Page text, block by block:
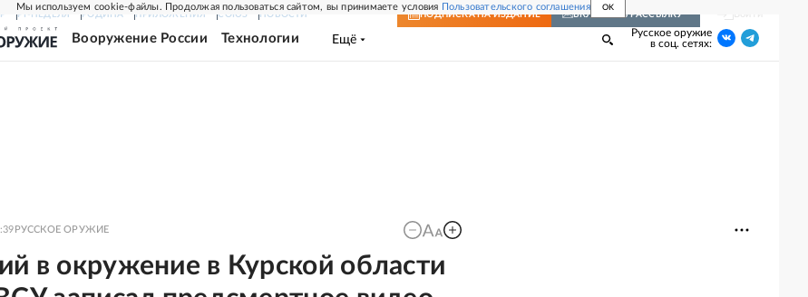
Мы используем cookie-файлы. Продолжая пользоваться сайтом, вы принимаете условия Пользовательского соглашения OK
РГ-НЕДЕЛЯ РОДИНА ПРИЛОЖЕНИЯ СОЮЗ НОВОСТИ ПОДПИСКА НА ИЗДАНИЕ ВКЛЮЧИТЬ РАССЫЛКУ
Вооружение России Технологии Ещё
Русское оружие
в соц. сетях:
РУССКОЕ ОРУЖИЕ
в окружение в Курской области